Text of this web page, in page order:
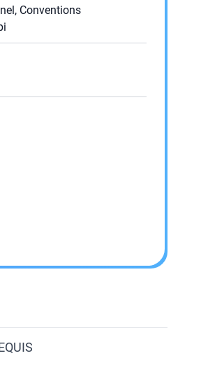
Conventions